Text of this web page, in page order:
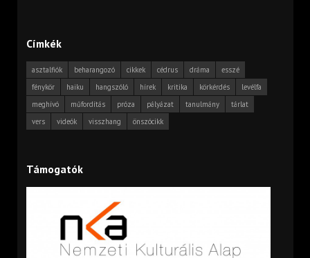
Címkék
asztalfiók beharangozó cikkek cédrus dráma
esszé
fénykör
haiku hangszóló hírek kritika körkérdés
levélfa
meghívó
műfordítás próza pályázat tanulmány
tárlat
vers
videók visszhang önszócikk
Támogatók